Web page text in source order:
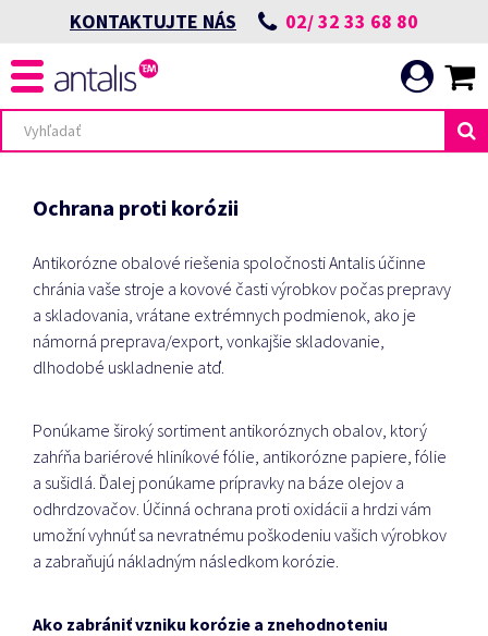
KONTAKTUJTE NÁS 02/ 32 33 68 80
Ochrana proti korózii
Antikorózne obalové riešenia spoločnosti Antalis účinne
chránia vaše stroje a kovové časti výrobkov počas prepravy
a skladovania, vrátane extrémnych podmienok, ako je
námorná preprava/export, vonkajšie skladovanie,
dlhodobé uskladnenie atď.
Ponúkame široký sortiment antikoróznych obalov, ktorý
zahŕňa bariérové ​​hliníkové fólie, antikorózne papiere, fólie
a sušidlá. Ďalej ponúkame prípravky na báze olejov a
odhrdzovačov. Účinná ochrana proti oxidácii a hrdzi vám
umožní vyhnúť sa nevratnému poškodeniu vašich výrobkov
a zabraňujú nákladným následkom korózie.
Ako zabrániť vzniku korózie a znehodnoteniu